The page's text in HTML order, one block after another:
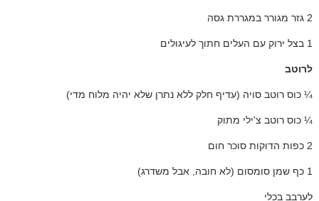
2 גזר מגורר במגררת גסה
1 בצל ירוק עם העלים חתוך לעיגולים
לרוטב
¼ כוס רוטב סויה (עדיף חלק ללא נתרן שלא יהיה מלוח מדי)
¼ כוס רוטב צ'ילי מתוק
2 כפות הדוקות סוכר חום
1 כף שמן סומסום (לא חובה, אבל משדרג)
לערבב בכלי